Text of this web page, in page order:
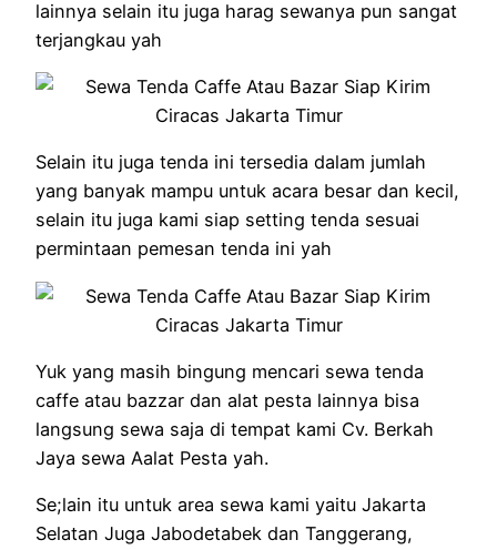
lainnya selain itu juga harag sewanya pun sangat
terjangkau yah
Selain itu juga tenda ini tersedia dalam jumlah
yang banyak mampu untuk acara besar dan kecil,
selain itu juga kami siap setting tenda sesuai
permintaan pemesan tenda ini yah
Yuk yang masih bingung mencari sewa tenda
caffe atau bazzar dan alat pesta lainnya bisa
langsung sewa saja di tempat kami Cv. Berkah
Jaya sewa Aalat Pesta yah.
Se;lain itu untuk area sewa kami yaitu Jakarta
Selatan Juga Jabodetabek dan Tanggerang,